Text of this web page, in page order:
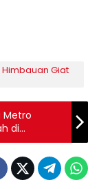
Giat
Metro
di